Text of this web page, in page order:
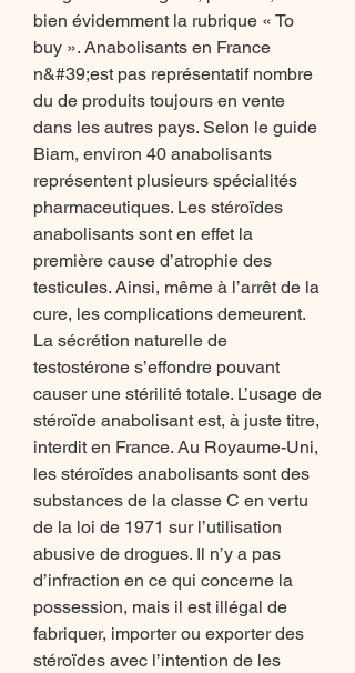
bien évidemment la rubrique « To
buy ». Anabolisants en France
n&#39;est pas représentatif nombre
du de produits toujours en vente
dans les autres pays. Selon le guide
Biam, environ 40 anabolisants
représentent plusieurs spécialités
pharmaceutiques. Les stéroïdes
anabolisants sont en effet la
première cause d’atrophie des
testicules. Ainsi, même à l’arrêt de la
cure, les complications demeurent.
La sécrétion naturelle de
testostérone s’effondre pouvant
causer une stérilité totale. L’usage de
stéroïde anabolisant est, à juste titre,
interdit en France. Au Royaume-Uni,
les stéroïdes anabolisants sont des
substances de la classe C en vertu
de la loi de 1971 sur l’utilisation
abusive de drogues. Il n’y a pas
d’infraction en ce qui concerne la
possession, mais il est illégal de
fabriquer, importer ou exporter des
stéroïdes avec l’intention de les